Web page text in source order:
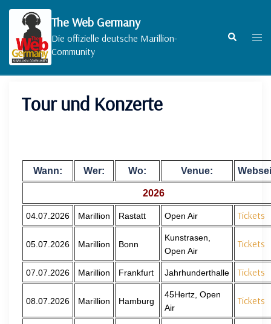
Zum
Inhalt
springen
The Web Germany
Die offizielle deutsche Marillion-
Community
Suche
Tour und Konzerte
Wann: Wer: Wo: Venue:
2026
04.07.2026 Marillion Rastatt Open Air Tickets
05.07.2026 Marillion Bonn
Kunstrasen,
Open Air
Tickets
07.07.2026 Marillion Frankfurt Jahrhunderthalle Tickets
08.07.2026 Marillion Hamburg
45Hertz, Open
Air
Tickets